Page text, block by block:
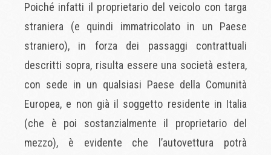
Poiché infatti il proprietario del veicolo con targa
straniera (e quindi immatricolato in un Paese
straniero), in forza dei passaggi contrattuali
descritti sopra, risulta essere una società estera,
con sede in un qualsiasi Paese della Comunità
Europea, e non già il soggetto residente in Italia
(che è poi sostanzialmente il proprietario del
mezzo), è evidente che l’autovettura potrà